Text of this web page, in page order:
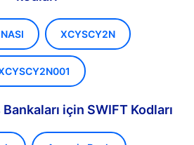
XCYSCY2N
Bankaları için SWIFT Kodları